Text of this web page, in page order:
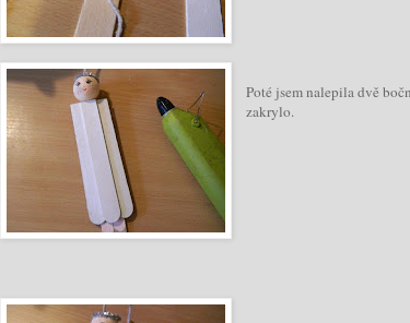
Poté jsem nalepila dvě
zakrylo.